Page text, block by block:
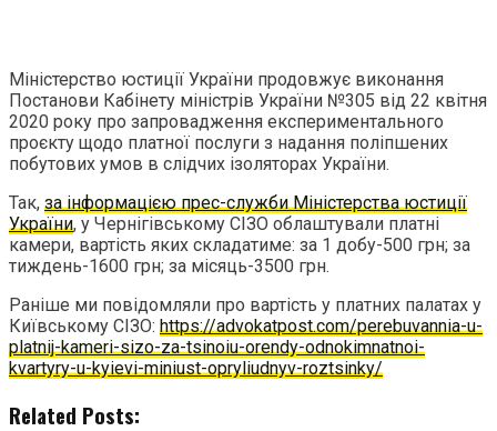
Міністерство юстиції України продовжує виконання
Постанови Кабінету міністрів України №305 від 22 квітня
2020 року про запровадження експериментального
проєкту щодо платної послуги з надання поліпшених
побутових умов в слідчих ізоляторах України.
Так, за інформацією прес-служби Міністерства юстиції
України, у Чернігівському СІЗО облаштували платні
камери, вартість яких складатиме: за 1 добу-500 грн; за
тиждень-1600 грн; за місяць-3500 грн.
Раніше ми повідомляли про вартість у платних палатах у
Київському СІЗО: https://advokatpost.com/perebuvannia-u-
platnij-kameri-sizo-za-tsinoiu-orendy-odnokimnatnoi-
kvartyry-u-kyievi-miniust-opryliudnyv-roztsinky/
Related Posts: